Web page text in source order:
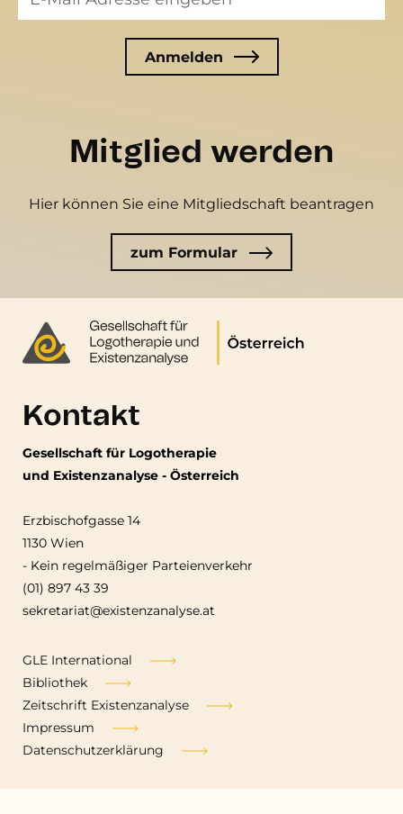
Mitglied werden
Hier können Sie eine Mitgliedschaft beantragen
zum Formular
Kontakt
Gesellschaft für Logotherapie
und Existenzanalyse - Österreich
Erzbischofgasse 14
1130 Wien
- Kein regelmäßiger Parteienverkehr
(01) 897 43 39
sekretariat@existenzanalyse.at
GLE International
Bibliothek
Zeitschrift Existenzanalyse
Impressum
Datenschutzerklärung